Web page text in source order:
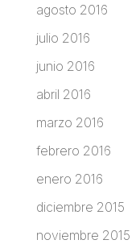
agosto 2016
julio 2016
junio 2016
abril 2016
marzo 2016
febrero 2016
enero 2016
diciembre 2015
noviembre 2015